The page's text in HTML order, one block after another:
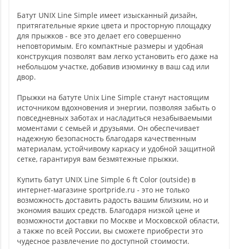
Батут UNIX Line Simple имеет изысканный дизайн,
притягательные яркие цвета и просторную площадку
для прыжков - все это делает его совершенно
неповторимым. Его компактные размеры и удобная
конструкция позволят вам легко установить его даже на
небольшом участке, добавив изюминку в ваш сад или
двор.
Прыжки на батуте Unix Line Simple станут настоящим
источником вдохновения и энергии, позволяя забыть о
повседневных заботах и насладиться незабываемыми
моментами с семьей и друзьями. Он обеспечивает
надежную безопасность благодаря качественным
материалам, устойчивому каркасу и удобной защитной
сетке, гарантируя вам безмятежные прыжки.
Купить батут UNIX Line Simple 6 ft Color (outside) в
интернет-магазине sportpride.ru - это не только
возможность доставить радость вашим близким, но и
экономия ваших средств. Благодаря низкой цене и
возможности доставки по Москве и Московской области,
а также по всей России, вы сможете приобрести это
чудесное развлечение по доступной стоимости.